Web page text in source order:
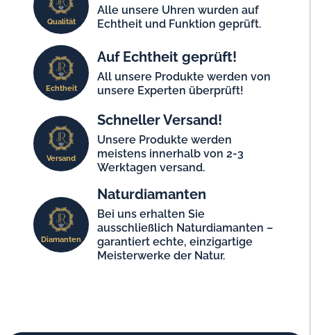
Qualität
Alle unsere Uhren wurden auf
Echtheit und Funktion geprüft.
Echtheit
Auf Echtheit geprüft!
All unsere Produkte werden von
unsere Experten überprüft!
Versand
Schneller Versand!
Unsere Produkte werden
meistens innerhalb von 2-3
Werktagen versand.
Diamanten
Naturdiamanten
Bei uns erhalten Sie
ausschließlich Naturdiamanten –
garantiert echte, einzigartige
Meisterwerke der Natur.